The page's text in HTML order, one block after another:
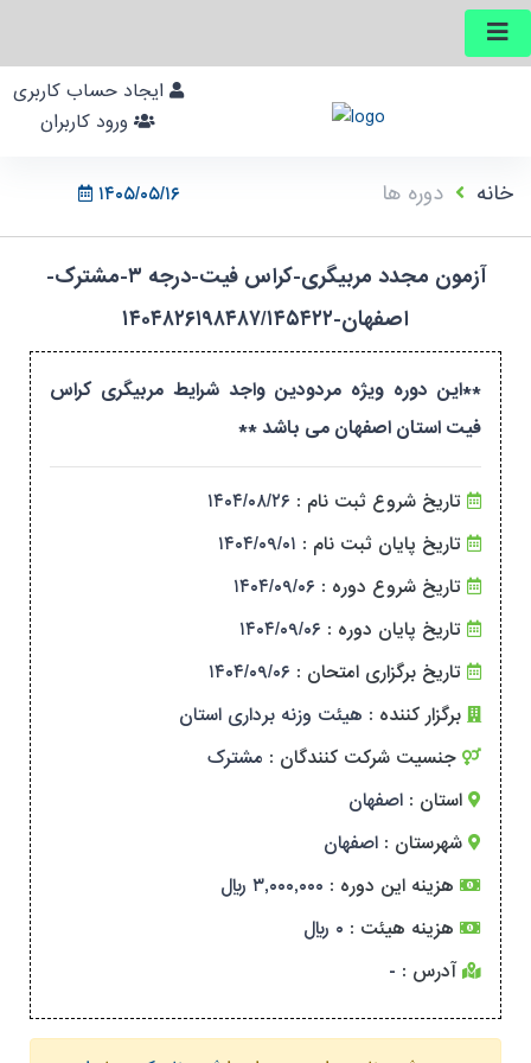
۱۴۰۵/۰۵/۱۶ خانه دوره ها
آزمون مجدد مربیگری-کراس فیت-درجه ۳-مشترک-
اصفهان-۱۴۰۴۸۲۶۱۹۸۴۸۷/۱۴۵۴۲۲
**این دوره ویژه مردودین واجد شرایط مربیگری کراس
فیت استان اصفهان می باشد **
تاریخ شروع ثبت نام : ۱۴۰۴/۰۸/۲۶
تاریخ پایان ثبت نام : ۱۴۰۴/۰۹/۰۱
تاریخ شروع دوره : ۱۴۰۴/۰۹/۰۶
تاریخ پایان دوره : ۱۴۰۴/۰۹/۰۶
تاریخ برگزاری امتحان : ۱۴۰۴/۰۹/۰۶
برگزار کننده : هیئت وزنه برداری استان
جنسیت شرکت کنندگان : مشترک
استان : اصفهان
شهرستان : اصفهان
هزینه این دوره : ۳,۰۰۰,۰۰۰ ریال
هزینه هیئت : ۰ ریال
آدرس : -